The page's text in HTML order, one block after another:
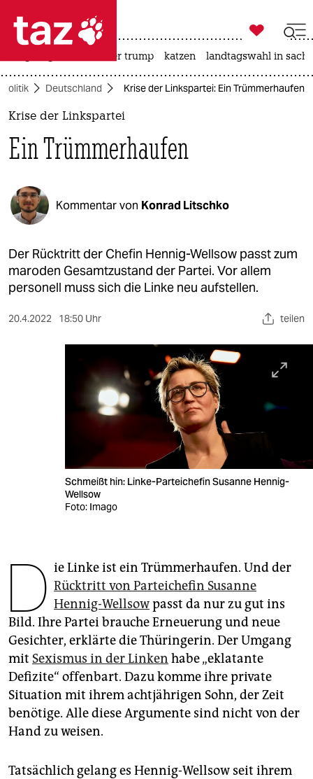
 taz zahl ich
taz zahl ich
politik
öko
gesellschaft
kultur
sport
berlin
veranstaltungen
genossenschaft
epaper login

taz zahl ich
usa unter trump katzen landtagswahl in
Politik Deutschland Krise der Linkspartei: Ein Trümmerhaufen
Krise der Linkspartei
Ein Trümmerhaufen
Kommentar von Konrad Litschko
Der Rücktritt der Chefin Hennig-Wellsow passt zum
maroden Gesamtzustand der Partei. Vor allem
personell muss sich die Linke neu aufstellen.
20.4.2022 18:50 Uhr teilen
Schmeißt hin: Linke-Parteichefin Susanne Hennig-
Wellsow
Foto: Imago
D ie Linke ist ein Trümmerhaufen. Und der
Rücktritt von Parteichefin Susanne
Hennig-Wellsowpasst da nur zu gut ins
Bild. Ihre Partei brauche Erneuerung und neue
Gesichter, erklärte die Thüringerin. Der Umgang
mit Sexismus in der Linken habe „eklatante
Defizite“ offenbart. Dazu komme ihre private
Situation mit ihrem achtjährigen Sohn, der Zeit
benötige. Alle diese Argumente sind nicht von der
Hand zu weisen.
Tatsächlich gelang es Hennig-Wellsow seit ihrem